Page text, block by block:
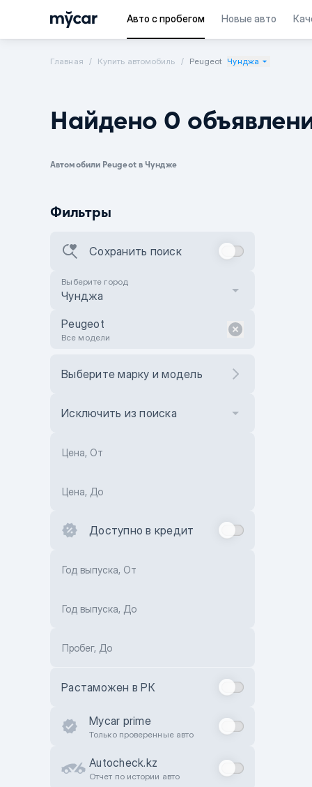
Авто с пробегом Новые авто
Главная Купить автомобиль Peugeot Чунджа
Найдено 0
Автомобили Peugeot в Чундже
Фильтры
Сохранить поиск
Выберите город
Чунджа
Peugeot
Все модели
Выберите марку и модель
Исключить из поиска
Цена, От
Цена, До
Доступно в кредит
Год выпуска, От
Год выпуска, До
Пробег, До
Растаможен в РК
Mycar prime
Только проверенные авто
Autocheck.kz
Отчет по истории авто